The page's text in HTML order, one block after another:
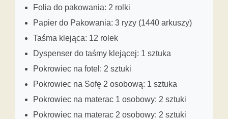
Folia do pakowania: 2 rolki
Papier do Pakowania: 3 ryzy (1440 arkuszy)
Taśma klejąca: 12 rolek
Dyspenser do taśmy klejącej: 1 sztuka
Pokrowiec na fotel: 2 sztuki
Pokrowiec na Sofę 2 osobową: 1 sztuka
Pokrowiec na materac 1 osobowy: 2 sztuki
Pokrowiec na materac 2 osobowy: 2 sztuki